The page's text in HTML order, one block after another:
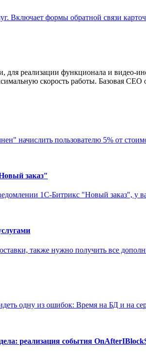
Включает формы обратной связи
для реализации функционала и видео-
скорость работы. Базовая
начислить пользователю 5% от
заказ"
1С-Битрикс "Новый заказ", у
также нужно получить все
одну из ошибок: Время на БД и на
реализация события